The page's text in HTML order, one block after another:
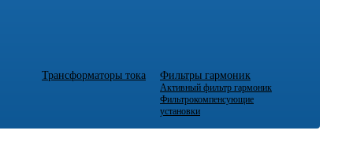
Трансформаторы тока Фильтры гармоник
Активный фильтр гармоник
Фильтрокомпенсующие
установки